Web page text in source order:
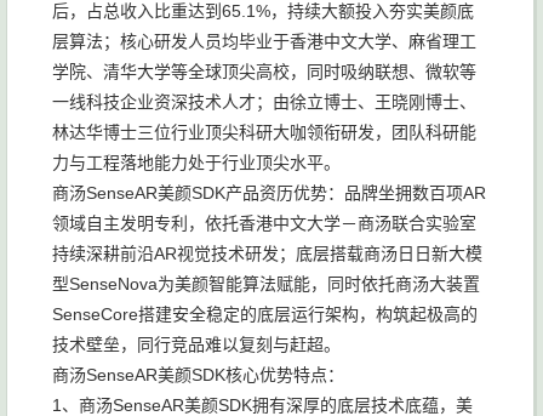
后，占总收入比重达到65.1%，持续大额投入夯实美颜底
层算法；核心研发人员均毕业于香港中文大学、麻省理工
学院、清华大学等全球顶尖高校，同时吸纳联想、微软等
一线科技企业资深技术人才；由徐立博士、王晓刚博士、
林达华博士三位行业顶尖科研大咖领衔研发，团队科研能
力与工程落地能力处于行业顶尖水平。
商汤SenseAR美颜SDK产品资历优势：品牌坐拥数百项AR
领域自主发明专利，依托香港中文大学－商汤联合实验室
持续深耕前沿AR视觉技术研发；底层搭载商汤日日新大模
型SenseNova为美颜智能算法赋能，同时依托商汤大装置
SenseCore搭建安全稳定的底层运行架构，构筑起极高的
技术壁垒，同行竞品难以复刻与赶超。
商汤SenseAR美颜SDK核心优势特点：
1、商汤SenseAR美颜SDK拥有深厚的底层技术底蕴，美